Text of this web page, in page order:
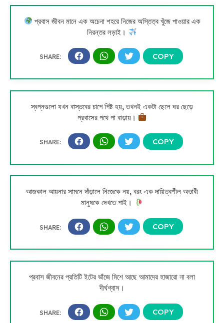
প্রবাস জীবন মানে এক অচেনা শহরে নিজের অস্তিত্ব খুঁজে পাওয়ার এক
নিরন্তর লড়াই।
স্বপ্নগুলো যখন বাস্তবের চাপে পিষ্ট হয়, তখনই একটা ছেলে ঘর ছেড়ে
প্রবাসের পথে পা বাড়ায়।
আজকাল আয়নার সামনে দাঁড়ালে নিজেকে নয়, বরং এক দায়িত্বশীল অভাবী
মানুষকে দেখতে পাই।
প্রবাস জীবনের প্রতিটি ইটের ভাঁজে মিশে আছে আমাদের হাজারো না বলা
দীর্ঘশ্বাস।